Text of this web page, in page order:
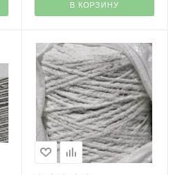
В КОРЗИНУ